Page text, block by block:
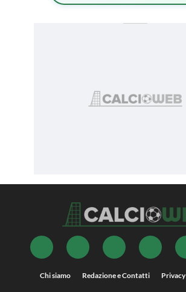
Chi siamo Redazione e Contatti Privacy